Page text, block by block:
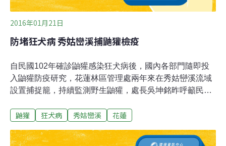
2016年01月21日
防堵狂犬病 秀姑巒溪捕鼬獾檢疫
自民國102年確診鼬獾感染狂犬病後，國內各部門隨即投
入鼬獾防疫研究，花蓮林區管理處兩年來在秀姑巒溪流域
設置捕捉籠，持續監測野生鼬獾，處長吳坤銘昨呼籲民
要親身接觸，避免感染病毒。鼬獾模樣討喜可愛，卻常被
色區塊，與京劇丑角的招牌白額線相似，宛如一張「花
鼬獾 狂犬病 秀姑巒溪 花蓮